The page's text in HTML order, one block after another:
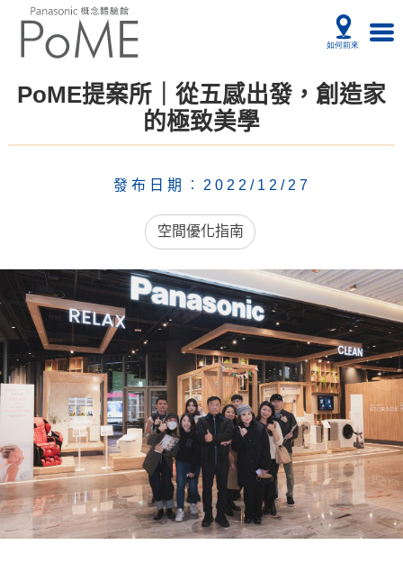
PoME提案所｜從五感出發，創造家
的極致美學
空間優化指南
發布日期︰2022/12/27